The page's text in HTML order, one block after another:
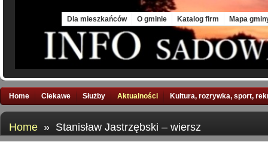
Dla mieszkańców O gminie Katalog firm Mapa
Home Ciekawe Służby Aktualności Kultura, rozrywka, sport,
Home » Stanisław Jastrzębski – wiersz